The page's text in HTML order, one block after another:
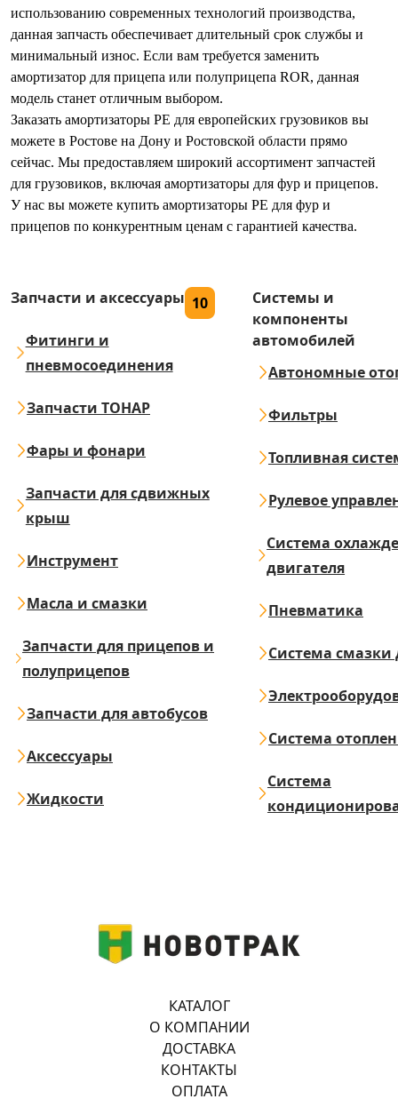
использованию современных технологий производства,
данная запчасть обеспечивает длительный срок службы и
минимальный износ. Если вам требуется заменить
амортизатор для прицепа или полуприцепа ROR, данная
модель станет отличным выбором.
Заказать амортизаторы PE для европейских грузовиков вы
можете в Ростове на Дону и Ростовской области прямо
сейчас. Мы предоставляем широкий ассортимент запчастей
для грузовиков, включая амортизаторы для фур и прицепов.
У нас вы можете купить амортизаторы PE для фур и
прицепов по конкурентным ценам с гарантией качества.
Запчасти и аксессуары 10
Фитинги и
пневмосоединения
Запчасти ТОНАР
Фары и фонари
Запчасти для сдвижных
крыш
Инструмент
Масла и смазки
Запчасти для прицепов и
полуприцепов
Запчасти для автобусов
Аксессуары
Жидкости
Системы и
компоненты
автомобилей
Автономные
Фильтры
Топливная
Рулевое
Система
двигателя
Пневматика
Система смазки
Система
Система
КАТАЛОГ
О КОМПАНИИ
ДОСТАВКА
КОНТАКТЫ
ОПЛАТА